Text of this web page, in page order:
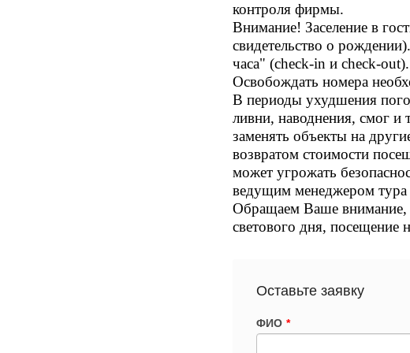
контроля фирмы.
Внимание! Заселение в
свидетельство о
часа" (check-in и check-
Освобождать номера
В периоды ухудшения
ливни, наводнения, смог и
заменять объекты на
возвратом стоимости
может угрожать
ведущим менеджером тура
Обращаем Ваше внимание,
светового дня, посещение
Оставьте заявку
ФИО *